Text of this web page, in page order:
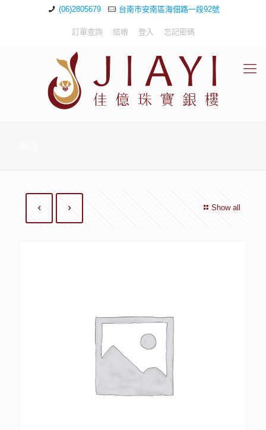
(06)2805679 台南市安南區海佃路一段92號
訂單查詢 結帳 登入 忘記密碼
Show all